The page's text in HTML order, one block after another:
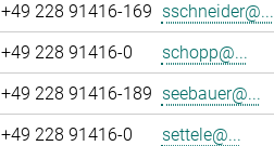
+49 228 91416-169 sschneider@...
+49 228 91416-0
schopp@...
+49 228 91416-189 seebauer@...
+49 228 91416-0
settele@...